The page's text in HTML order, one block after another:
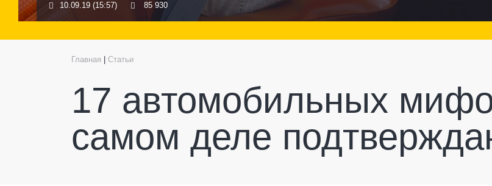
10.09.19 (15:57) 85 930
Главная Статьи
17 автомобильных
самом деле